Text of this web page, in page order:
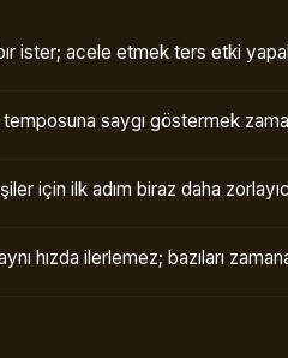
ister; acele etmek ters etki
temposuna saygı göstermek
için ilk adım biraz daha
hızda ilerlemez; bazıları